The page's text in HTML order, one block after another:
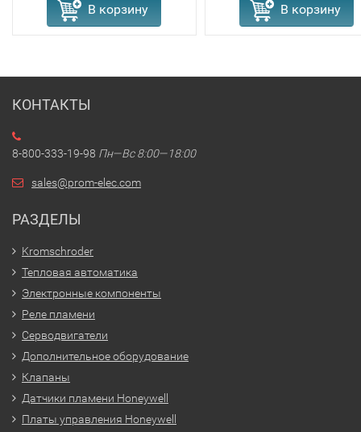
В корзину В корзину
КОНТАКТЫ
8-800-333-19-98 Пн—Вс 8:00—18:00
sales@prom-elec.com
РАЗДЕЛЫ
Kromschroder
Тепловая автоматика
Электронные компоненты
Реле пламени
Серводвигатели
Дополнительное оборудование
Клапаны
Датчики пламени Honeywell
Платы управления Honeywell